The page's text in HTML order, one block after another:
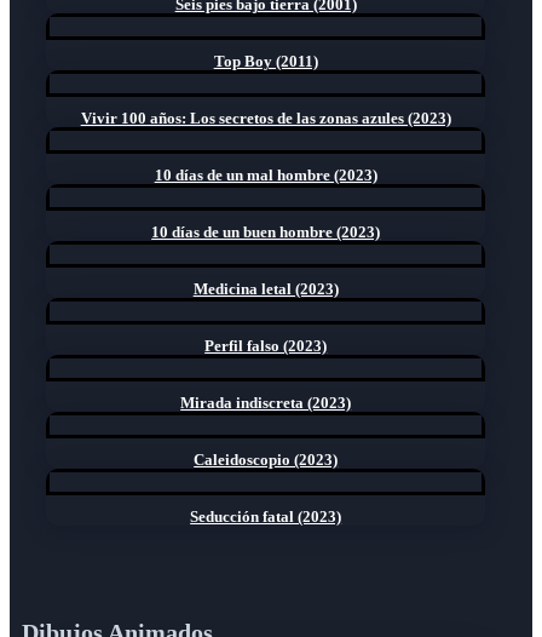
Seis pies bajo tierra (2001)
Top Boy (2011)
Vivir 100 años: Los secretos de las zonas azules (2023)
10 días de un mal hombre (2023)
10 días de un buen hombre (2023)
Medicina letal (2023)
Perfil falso (2023)
Mirada indiscreta (2023)
Caleidoscopio (2023)
Seducción fatal (2023)
Dibujos Animados